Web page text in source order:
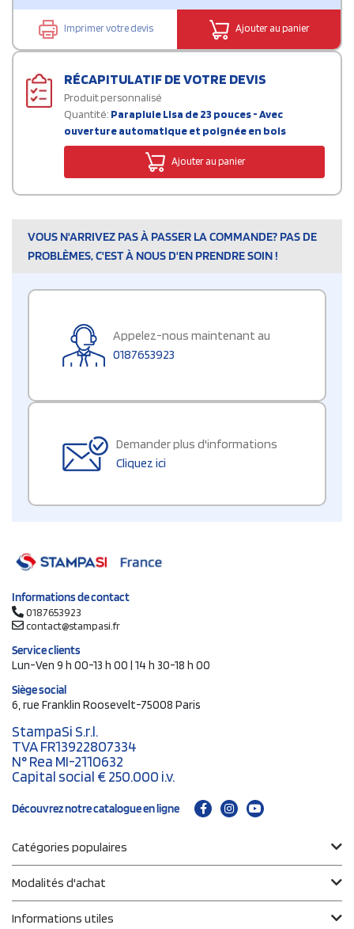
Imprimer votre devis Ajouter au panier
RÉCAPITULATIF DE VOTRE DEVIS
Produit personnalisé
Quantité: Parapluie Lisa de 23 pouces - Avec
ouverture automatique et poignée en bois
Ajouter au panier
VOUS N'ARRIVEZ PAS À PASSER LA COMMANDE? PAS DE
PROBLÈMES, C'EST À NOUS D'EN PRENDRE SOIN !
Appelez-nous maintenant au
0187653923
Demander plus d'informations
Cliquez ici
Informations de contact
0187653923
contact@stampasi.fr
Service clients
Lun-Ven 9 h 00-13 h 00 | 14 h 30-18 h 00
Siège social
6, rue Franklin Roosevelt-75008 Paris
StampaSi S.r.l.
TVA FR13922807334
N° Rea MI-2110632
Capital social € 250.000 i.v.
Découvrez notre catalogue en ligne
Catégories populaires
Modalités d'achat
Informations utiles